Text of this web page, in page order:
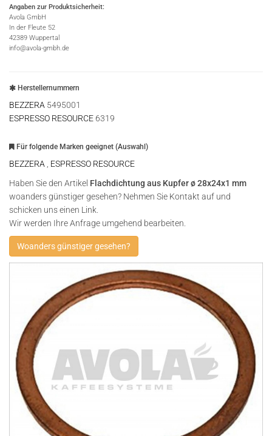
Angaben zur Produktsicherheit:
Avola GmbH
In der Fleute 52
42389 Wuppertal
info@avola-gmbh.de
Herstellernummern
BEZZERA 5495001
ESPRESSO RESOURCE 6319
Für folgende Marken geeignet (Auswahl)
BEZZERA
ESPRESSO RESOURCE
Haben Sie den Artikel Flachdichtung aus Kupfer ø 28x24x1 mm
woanders günstiger gesehen? Nehmen Sie Kontakt auf und
schicken uns einen Link.
Wir werden Ihre Anfrage umgehend bearbeiten.
Woanders günstiger gesehen?